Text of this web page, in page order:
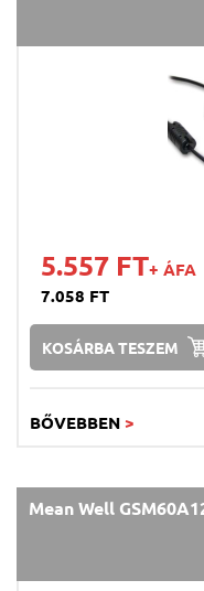
5.557 FT+ ÁFA
7.058 FT
KOSÁRBA TESZEM
BŐVEBBEN >
Mean Well